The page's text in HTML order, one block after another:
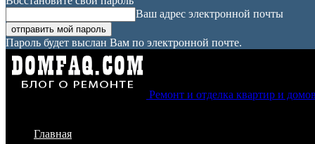
Ваш адрес электронной почты
Пароль будет выслан Вам по электронной почте.
Ремонт и отделка квартир и
Главная